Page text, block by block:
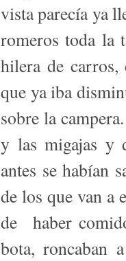
vista parecía ya
romeros toda la
hilera de carros,
que ya iba
sobre la
y las migajas y
antes se habían
de los que van a
de haber
bota, roncaban